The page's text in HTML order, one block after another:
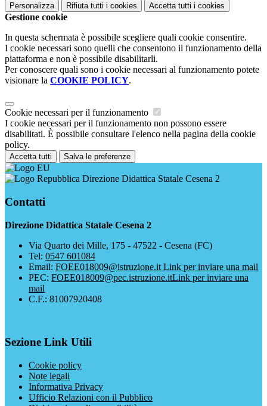
Personalizza Rifiuta tutti i cookies Accetta tutti i cookies
Gestione cookie
In questa schermata è possibile scegliere quali cookie consentire.
I cookie necessari sono quelli che consentono il funzionamento della
piattaforma e non è possibile disabilitarli.
Per conoscere quali sono i cookie necessari al funzionamento potete
visionare la COOKIE POLICY.
Cookie necessari per il funzionamento
I cookie necessari per il funzionamento non possono essere
disabilitati. È possibile consultare l'elenco nella pagina della cookie
policy.
Accetta tutti Salva le preferenze
Direzione Didattica Statale Cesena 2
Contatti
Direzione Didattica Statale Cesena 2
Via Quarto dei Mille, 175 - 47522 - Cesena (FC)
Tel: 0547 601084
Email: FOEE018009@istruzione.it Link per inviare una mail
PEC: FOEE018009@pec.istruzione.itLink per inviare una
mail
C.F.: 81007920408
Sezione Link Utili
Cookie policy
Note legali
Informativa Privacy
Ufficio Relazioni con il Pubblico